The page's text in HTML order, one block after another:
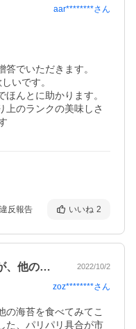
aar********さん
でいただきます。
いです。
んとに助かります。
上のランクの美味しさ
違反報告 いいね 2
以前から食べていた海苔ですが、他の海苔… 2022/10/2
zoz********さん
の海苔を食べてみてこ
た、パリパリ具合が市